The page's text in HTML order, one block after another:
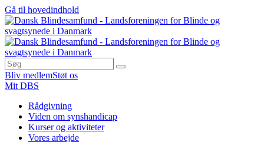
Gå til hovedindhold
Bliv medlemStøt os
Mit DBS
Rådgivning
Viden om synshandicap
Kurser og aktiviteter
Vores arbejde